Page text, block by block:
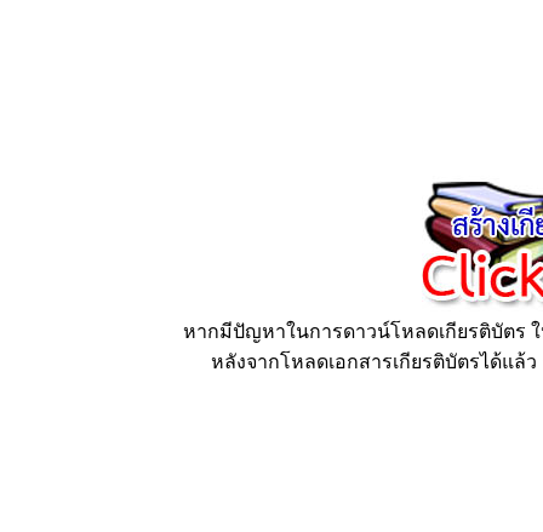
หากมีปัญหาในการดาวน์โหลดเกียรติบัตร
หลังจากโหลดเอกสารเกียรติบัตรได้แล้